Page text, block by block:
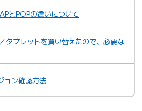
とPOPの違いについて
タブレットを買い替えたので、必要な
ョン確認方法